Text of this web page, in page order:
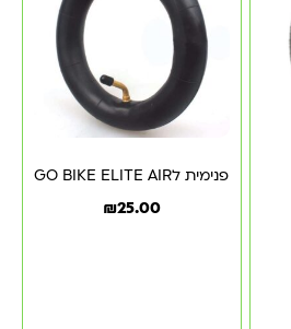
פנימית לGO BIKE ELITE AIR
₪25.00